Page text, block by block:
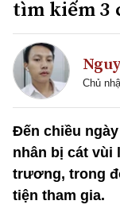
tìm kiếm 3
Chủ
Đến chiều
nhân bị cát vùi
trương, trong
tiện tham gia.